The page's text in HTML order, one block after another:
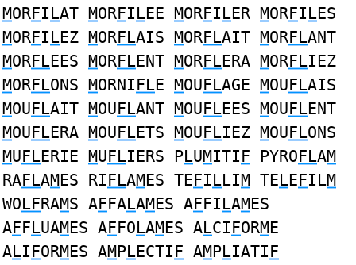
MORFILAT MORFILEE MORFILER MORFILES
MORFILEZ MORFLAIS MORFLAIT MORFLANT
MORFLEES MORFLENT MORFLERA MORFLIEZ
MORFLONS MORNIFLE MOUFLAGE MOUFLAIS
MOUFLAIT MOUFLANT MOUFLEES MOUFLENT
MOUFLERA MOUFLETS MOUFLIEZ MOUFLONS
MUFLERIE MUFLIERS PLUMITIF PYROFLAM
RAFLAMES RIFLAMES TEFILLIM TELEFILM
WOLFRAMS AFFALAMES AFFILAMES
AFFLUAMES AFFOLAMES ALCIFORME
ALIFORMES AMPLECTIF AMPLIATIF